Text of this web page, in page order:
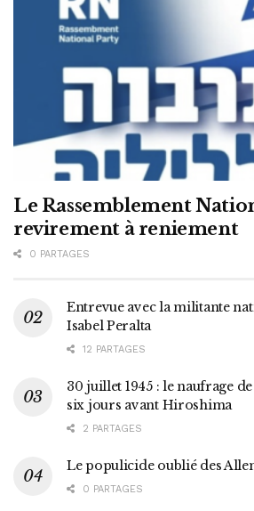
Le Rassemblement
revirement à reniement
0 PARTAGES
Entrevue avec la militante
Isabel Peralta
12 PARTAGES
30 juillet 1945 : le naufrage
six jours avant Hiroshima
2 PARTAGES
Le populicide oublié des
0 PARTAGES